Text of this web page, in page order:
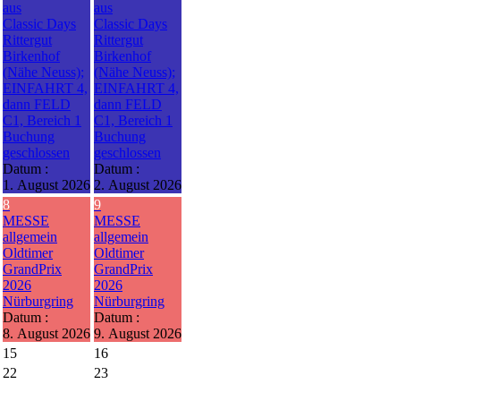
aus
Classic Days
Rittergut
Birkenhof
(Nähe Neuss);
EINFAHRT 4,
dann FELD
C1, Bereich 1
Buchung
geschlossen
Datum :
1. August 2026
aus
Classic Days
Rittergut
Birkenhof
(Nähe Neuss);
EINFAHRT 4,
dann FELD
C1, Bereich 1
Buchung
geschlossen
Datum :
2. August 2026
8
MESSE
allgemein
Oldtimer
GrandPrix
2026
Nürburgring
Datum :
8. August 2026
9
MESSE
allgemein
Oldtimer
GrandPrix
2026
Nürburgring
Datum :
9. August 2026
15
16
22
23